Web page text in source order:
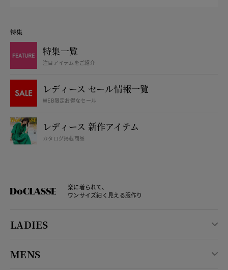
特集
特集一覧
注目アイテムをご紹介
レディース セール情報一覧
WEB限定お得なセール
レディース 新作アイテム
カタログ掲載商品
楽に着られて、
ワンサイズ細く見える服作り
LADIES
MENS